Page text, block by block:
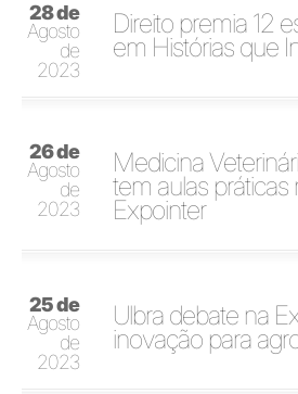
28 de
Agosto
de
2023
Direito premia 12
em Histórias que
26 de
Agosto
de
2023
Medicina
tem aulas práticas
Expointer
25 de
Agosto
de
2023
Ulbra debate na
inovação para